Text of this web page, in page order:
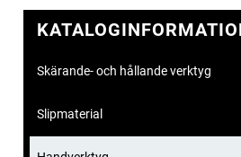
Skärande- och hållande verktyg
Slipmaterial